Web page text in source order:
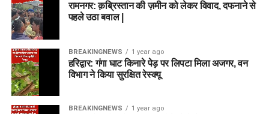
रामनगर: क़ब्रिस्तान की ज़मीन को लेकर विवाद, दफनाने से
पहले उठा बवाल |
BREAKINGNEWS 1 year ago
हरिद्वार: गंगा घाट किनारे पेड़ पर लिपटा मिला अजगर, वन
विभाग ने किया सुरक्षित रेस्क्यू
BREAKINGNEWS 1 year ago